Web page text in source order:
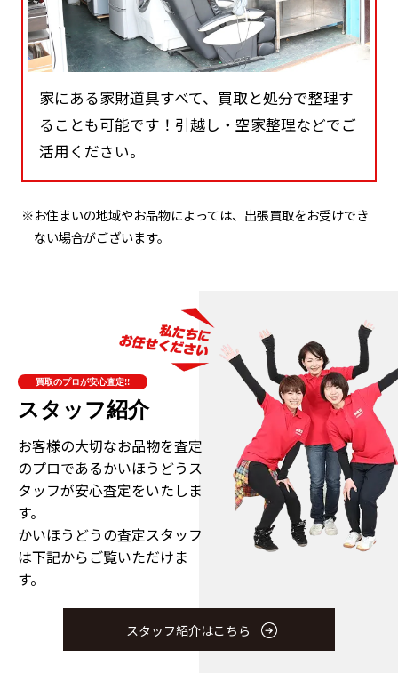
家にある家財道具すべて、買取と処分で整理す
ることも可能です！引越し・空家整理などでご
活用ください。
※お住まいの地域やお品物によっては、出張買取をお受けでき
ない場合がございます。
買取のプロが安心査定!!
スタッフ紹介
お客様の大切なお品物を査定
のプロであるかいほうどうス
タッフが安心査定をいたしま
す。
かいほうどうの査定スタッフ
は下記からご覧いただけま
す。
スタッフ紹介はこちら